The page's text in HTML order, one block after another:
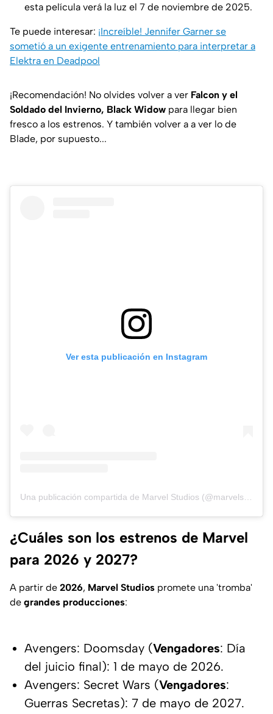
esta película verá la luz el 7 de noviembre de 2025.
Te puede interesar: ¡Increíble! Jennifer Garner se
sometió a un exigente entrenamiento para interpretar a
Elektra en Deadpool
¡Recomendación! No olvides volver a ver Falcon y el
Soldado del Invierno, Black Widow para llegar bien
fresco a los estrenos. Y también volver a a ver lo de
Blade, por supuesto...
Ver esta publicación en Instagram
¿Cuáles son los estrenos de Marvel
para 2026 y 2027?
A partir de 2026, Marvel Studios promete una 'tromba'
de grandes producciones:
Avengers: Doomsday (Vengadores: Día
del juicio final): 1 de mayo de 2026.
Avengers: Secret Wars (Vengadores:
Guerras Secretas): 7 de mayo de 2027.